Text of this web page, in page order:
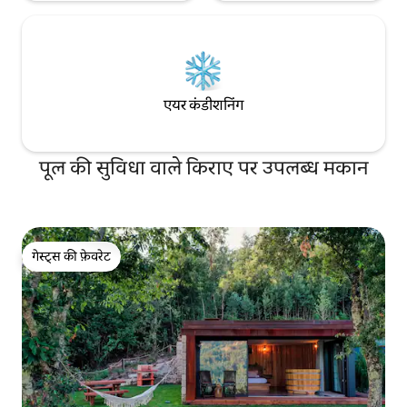
Gerês Village" में अपने ठहरने की जगह बुक करें
और जीवन का बेहतरीन अनुभव लें।
एयर कंडीशनिंग
पूल की सुविधा वाले किराए पर उपलब्ध मकान
गेस्ट्स की फ़ेवरेट
गेस्ट्स की फ़ेवरेट